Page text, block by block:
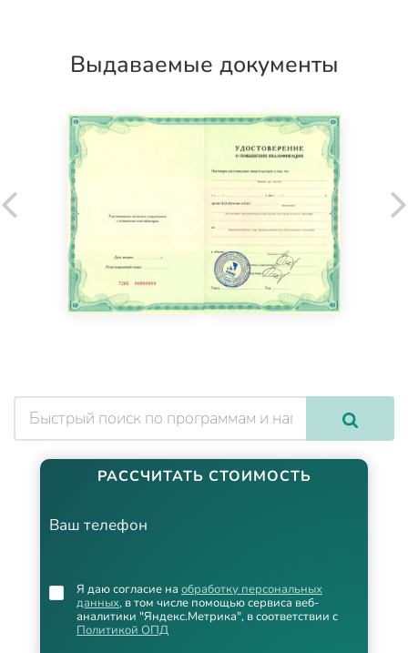
Выдаваемые документы
РАССЧИТАТЬ СТОИМОСТЬ
Ваш телефон
Я даю согласие на обработку персональных
данных, в том числе помощью сервиса веб-
аналитики "Яндекс.Метрика", в соответствии с
Политикой ОПД